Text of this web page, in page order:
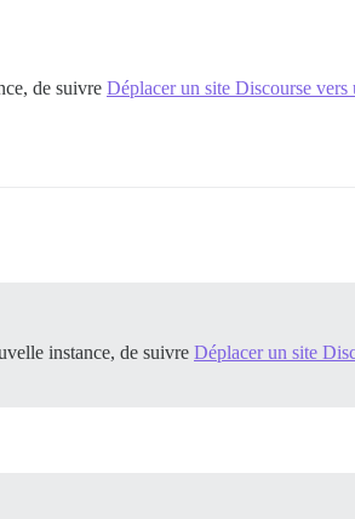
chmod o-rwx containers/app.yml
/var/cache/apt/archives/partial/
de suivre Déplacer un site Discourse vers
instance, de suivre Déplacer un site